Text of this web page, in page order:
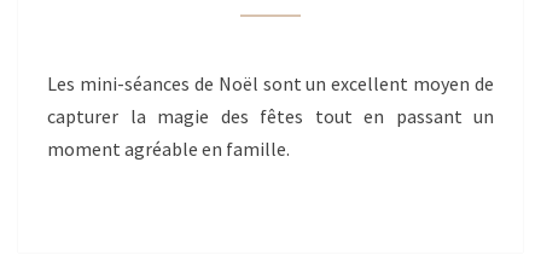
NOËL
DE
RETOUR!
Les mini-séances de Noël sont un excellent moyen de
capturer la magie des fêtes tout en passant un
moment agréable en famille.